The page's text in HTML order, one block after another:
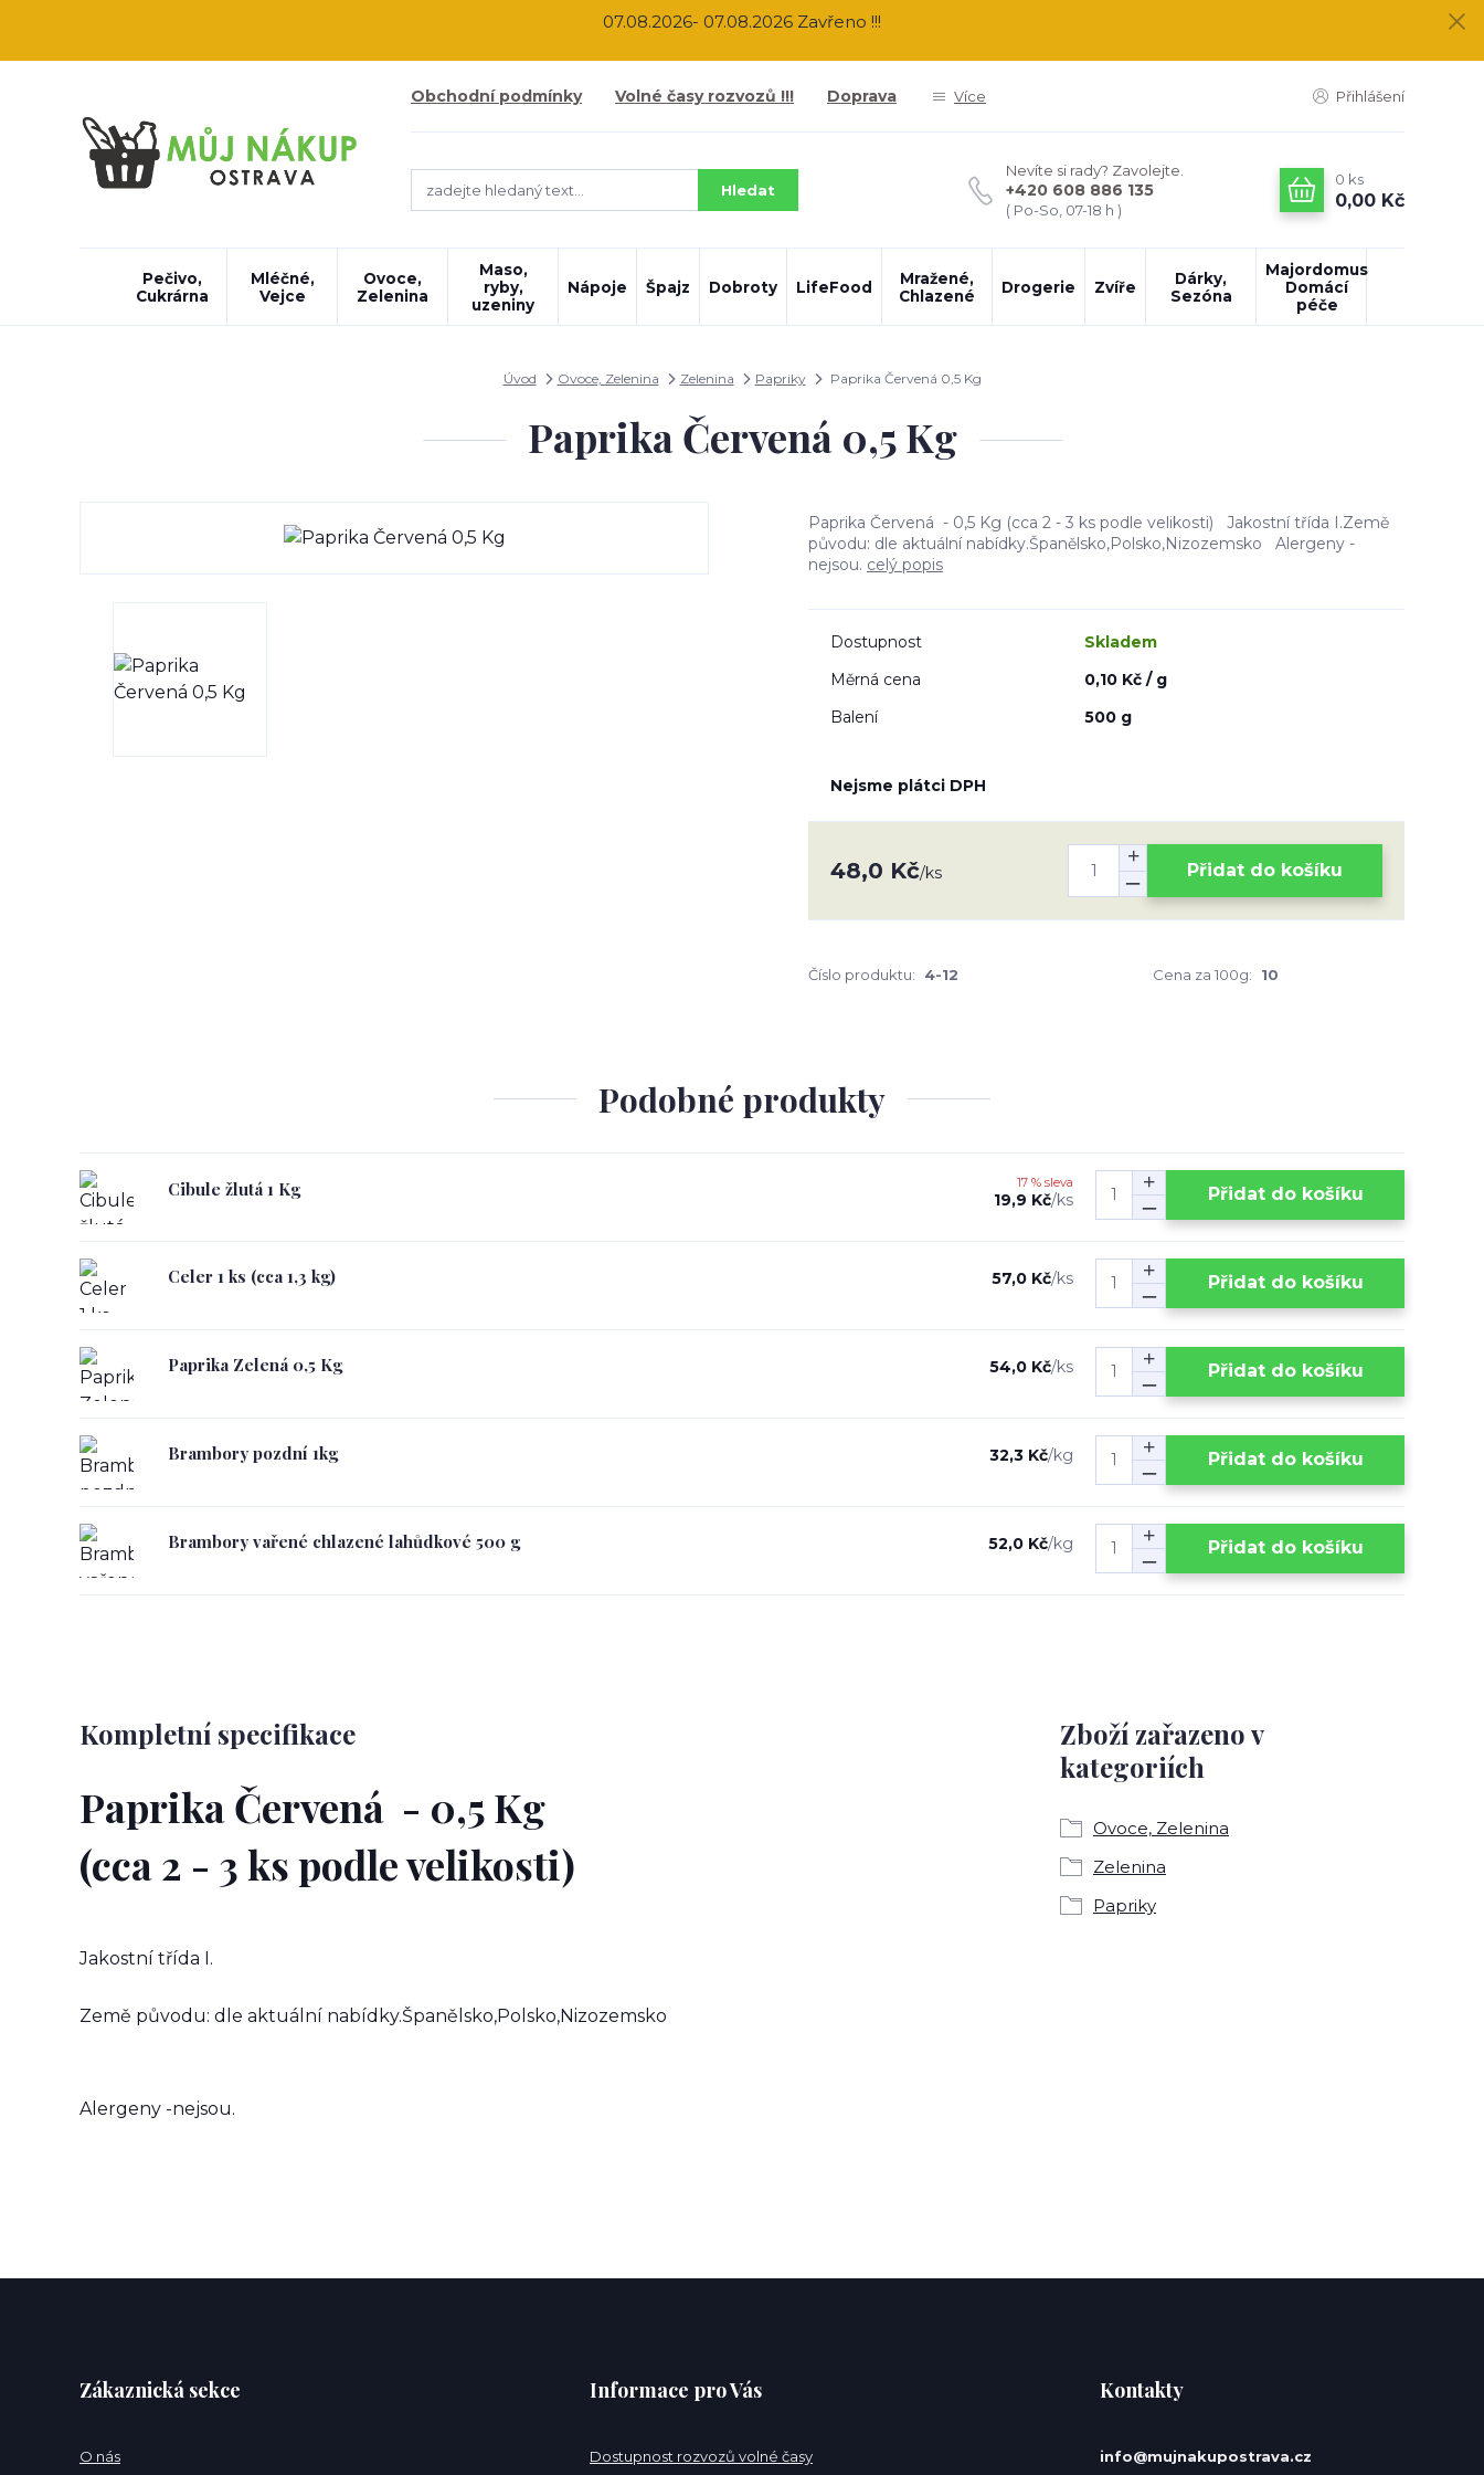
07.08.2026- 07.08.2026 Zavřeno !!!
Obchodní podmínky Volné časy rozvozů !!! Doprava Více Přihlášení
Hledat
Nevíte si rady? Zavolejte.
+420 608 886 135
( Po-So, 07-18 h )
0 ks
0,00 Kč
Pečivo,
Cukrárna
Mléčné,
Vejce
Ovoce,
Zelenina
Maso,
ryby,
uzeniny
Nápoje Špajz Dobroty LifeFood
Mražené,
Chlazené
Drogerie Zvíře
Dárky,
Sezóna
Majordomus
Domácí
péče
Úvod Ovoce, Zelenina Zelenina Papriky Paprika Červená 0,5 Kg
Paprika Červená 0,5 Kg
Paprika Červená - 0,5 Kg (cca 2 - 3 ks podle velikosti) Jakostní třída I.Země
původu: dle aktuální nabídky.Španělsko,Polsko,Nizozemsko Alergeny -
nejsou. celý popis
Dostupnost
Skladem
Měrná cena
0,10 Kč / g
Balení
500 g
Nejsme plátci DPH
48,0 Kč/ks Přidat do košíku
Číslo produktu: 4-12 Cena za 100g: 10
Podobné produkty
Cibule žlutá 1 Kg 17 % sleva
19,9 Kč/ks Přidat do košíku
Celer 1 ks (cca 1,3 kg) 57,0 Kč/ks Přidat do košíku
Paprika Zelená 0,5 Kg 54,0 Kč/ks Přidat do košíku
Brambory pozdní 1kg 32,3 Kč/kg Přidat do košíku
Brambory vařené chlazené lahůdkové 500 g 52,0 Kč/kg Přidat do košíku
Kompletní specifikace
Paprika Červená - 0,5 Kg
(cca 2 - 3 ks podle velikosti)
Jakostní třída I.
Země původu: dle aktuální nabídky.Španělsko,Polsko,Nizozemsko
Alergeny -nejsou.
Zboží zařazeno v
kategoriích
Ovoce, Zelenina
Zelenina
Papriky
Zákaznická sekce
O nás
Informace pro Vás
Dostupnost rozvozů volné časy
Kontakty
info@mujnakupostrava.cz